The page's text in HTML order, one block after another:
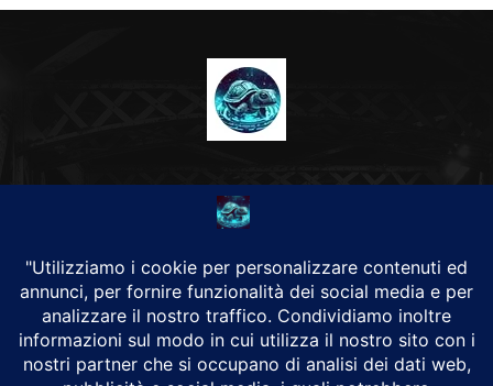
CHI SIAMO
Alground Geopolitica e Cyberwarfare.
Da una idea di Brunilde Trizio
Alground fa parte del Gruppo Trizio